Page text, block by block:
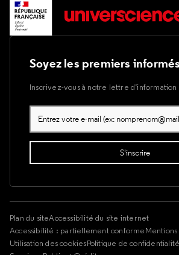
Soyez les premiers
Inscrivez-vous à notre lettre d’information
Plan du siteAccessibilité du site internet
Accessibilité : partiellement conforme
Utilisation des cookiesPolitique de